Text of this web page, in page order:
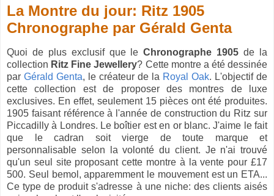
La Montre du jour: Ritz 1905
Chronographe par Gérald Genta
Quoi de plus exclusif que leChronographe 1905 de la
collection Ritz Fine Jewellery? Cette montre a été dessinée
par Gérald Genta, le créateur de la Royal Oak. L'objectif de
cette collection est de proposer des montres de luxe
exclusives. En effet, seulement 15 pièces ont été produites.
1905 faisant référence à l'année de construction du Ritz sur
Piccadilly à Londres. Le boîtier est en or blanc. J'aime le fait
que le cadran soit vierge de toute marque et
personnalisable selon la volonté du client. Je n'ai trouvé
qu'un seul site proposant cette montre à la vente pour £17
500. Seul bemol, apparemment le mouvement est un ETA...
Ce type de produit s'adresse à une niche: des clients aisés